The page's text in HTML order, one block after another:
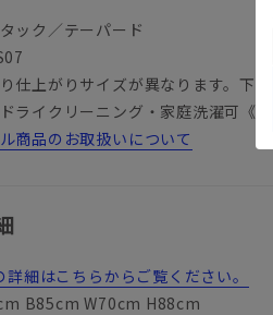
ック／テーパード
仕上がりサイズが異なります。下
ドライクリーニング・家庭洗濯可《
商品のお取扱いについて
細はこちらからご覧ください。
B85cm W70cm H88cm